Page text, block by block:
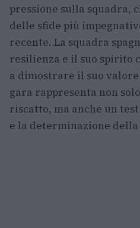
pressione sulla squadra,
delle sfide più
recente. La squadra
resilienza e il suo spirito
a dimostrare il suo
gara rappresenta non
riscatto, ma anche un
e la determinazione della